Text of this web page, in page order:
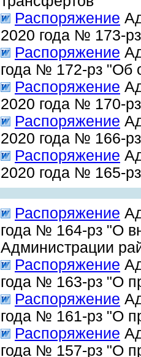
Распоряжение
2020 года № 173-
Распоряжение
года № 172-рз "Об
Распоряжение
2020 года № 170-
Распоряжение
2020 года № 166-
Распоряжение
2020 года № 165-
Распоряжение
года № 164-рз "О
Администрации
Распоряжение
года № 163-рз "О
Распоряжение
года № 161-рз "О
Распоряжение
года № 157-рз "О